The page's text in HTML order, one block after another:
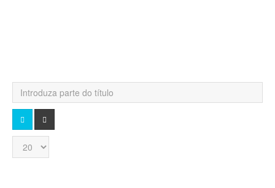
Introduza
parte
do
títuloPESQUISA
Qtd.
a